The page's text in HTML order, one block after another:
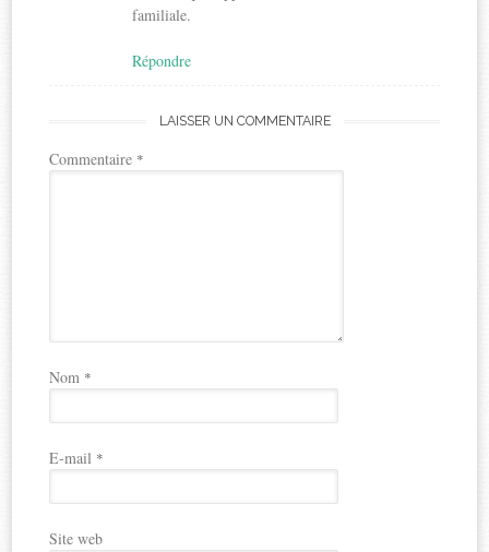
familiale.
Répondre
LAISSER UN COMMENTAIRE
Commentaire *
Nom *
E-mail *
Site web